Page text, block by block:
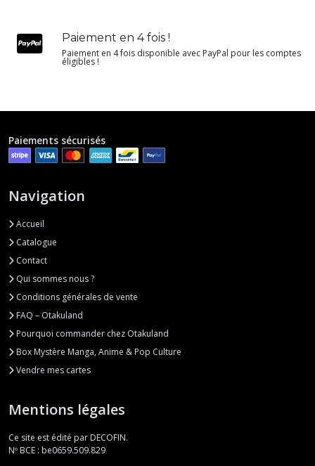
Paiement en 4 fois !
Paiement en 4 fois disponible avec PayPal pour les comptes
éligibles !
Paiements sécurisés
Navigation
Accueil
Catalogue
Contact
Qui sommes nous ?
Conditions générales de vente
FAQ – Otakuland
Pourquoi commander chez Otakuland
Box Mystère Manga, Anime & Pop Culture
Vendre mes cartes
Mentions légales
Ce site est édité par DECOFIN.
Nº BCE : be0659.509.829